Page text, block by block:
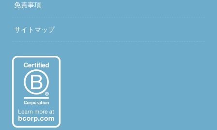
免責事項
サイトマップ